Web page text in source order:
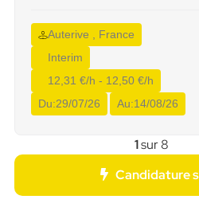
Auterive , France
Interim
12,31 €/h - 12,50 €/h
Du:29/07/26 Au:14/08/26
1sur 8
Candidature